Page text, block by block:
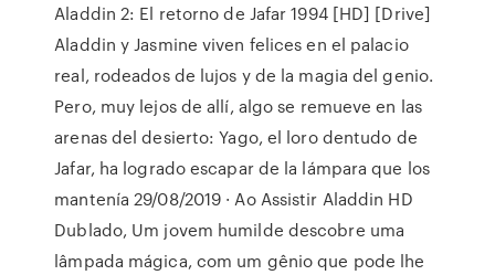
Aladdin 2: El retorno de Jafar 1994 [HD] [Drive]
Aladdin y Jasmine viven felices en el palacio
real, rodeados de lujos y de la magia del genio.
Pero, muy lejos de allí, algo se remueve en las
arenas del desierto: Yago, el loro dentudo de
Jafar, ha logrado escapar de la lámpara que los
mantenía 29/08/2019 · Ao Assistir Aladdin HD
Dublado, Um jovem humilde descobre uma
lâmpada mágica, com um gênio que pode lhe